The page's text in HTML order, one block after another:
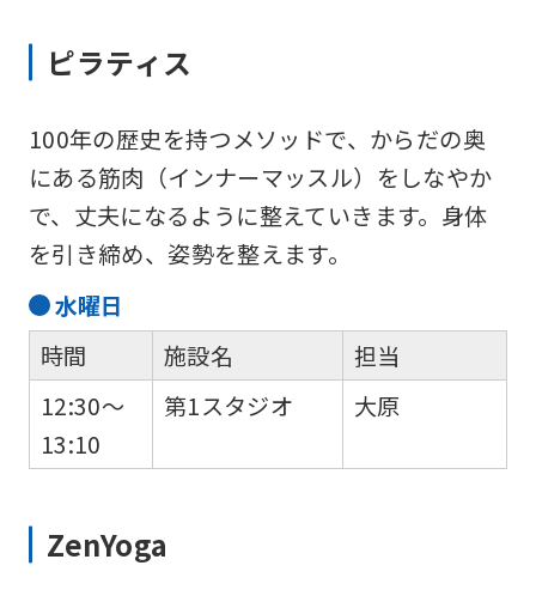
ピラティス
100年の歴史を持つメソッドで、からだの奥
にある筋肉（インナーマッスル）をしなやか
で、丈夫になるように整えていきます。身体
を引き締め、姿勢を整えます。
水曜日
時間
12:30～
13:10
施設名
第1スタジオ
担当
大原
ZenYoga
this
website
will
be
it
not